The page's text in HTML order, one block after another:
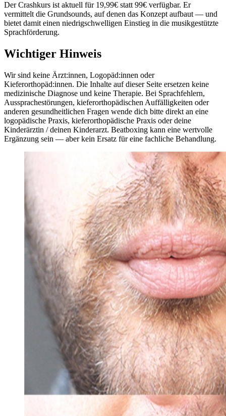
Der Crashkurs ist aktuell für 19,99€ statt 99€ verfügbar. Er
vermittelt die Grundsounds, auf denen das Konzept aufbaut — und
bietet damit einen niedrigschwelligen Einstieg in die musikgestützte
Sprachförderung.
Wichtiger Hinweis
Wir sind keine Ärzt:innen, Logopäd:innen oder
Kieferorthopäd:innen. Die Inhalte auf dieser Seite ersetzen keine
medizinische Diagnose und keine Therapie. Bei Sprachfehlern,
Aussprachestörungen, kieferorthopädischen Auffälligkeiten oder
anderen gesundheitlichen Fragen wende dich bitte direkt an eine
logopädische Praxis, kieferorthopädische Praxis oder deine
Kinderärztin / deinen Kinderarzt. Beatboxing kann eine wertvolle
Ergänzung sein — aber kein Ersatz für eine fachliche Behandlung.